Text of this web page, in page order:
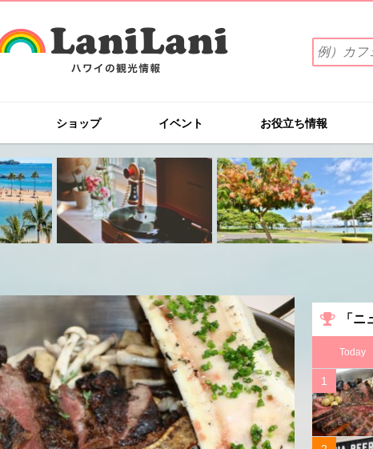
索
ワ
を
入
力
(例）
カ
フ
ェ
イ
ー
ショップ イベント お役立ち情報
「
Today